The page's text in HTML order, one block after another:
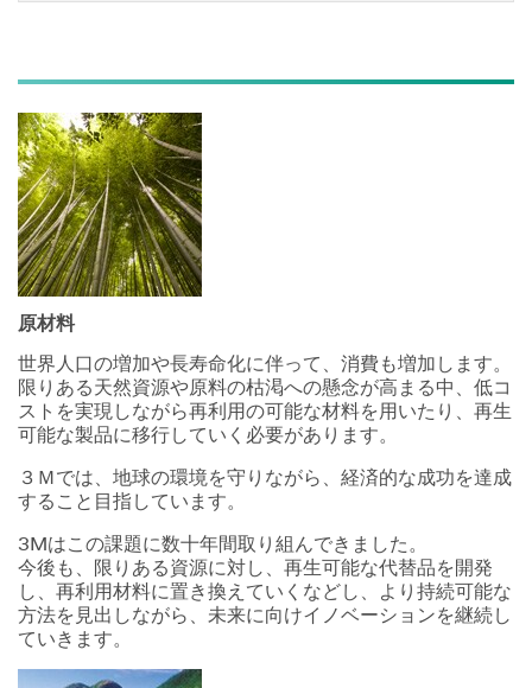
原材料
世界人口の増加や長寿命化に伴って、消費も増加します。
限りある天然資源や原料の枯渇への懸念が高まる中、低コ
ストを実現しながら再利用の可能な材料を用いたり、再生
可能な製品に移行していく必要があります。
３Ｍでは、地球の環境を守りながら、経済的な成功を達成
すること目指しています。
3Mはこの課題に数十年間取り組んできました。
今後も、限りある資源に対し、再生可能な代替品を開発
し、再利用材料に置き換えていくなどし、より持続可能な
方法を見出しながら、未来に向けイノベーションを継続し
ていきます。